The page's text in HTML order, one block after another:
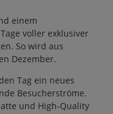
einem
voller exklusiver
So wird aus
Dezember.
Tag ein neues
Besucherströme.
und High-Quality